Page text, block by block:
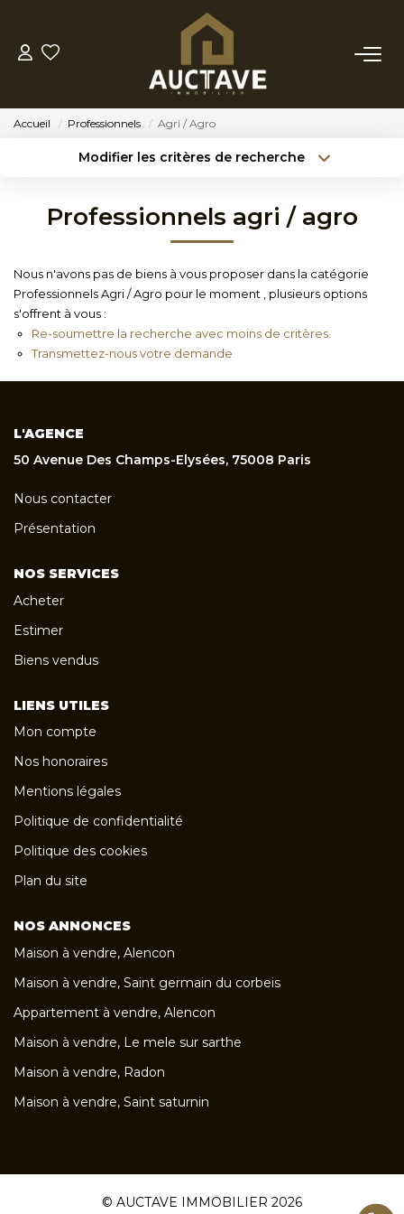
ACHETER
NOTRE PHILOSOPHIE
CONTACT
Accueil Professionnels Agri / Agro
Modifier les critères de recherche
Type de bien
Surface min
Budget max Référence
Plus de critères
Professionnels agri / agro
Nous n'avons pas de biens à vous proposer dans la catégorie
Professionnels Agri / Agro pour le moment , plusieurs options
s'offrent à vous :
Re-soumettre la recherche avec moins de critères.
Transmettez-nous votre demande
L'AGENCE
50 Avenue Des Champs-Elysées, 75008 Paris
Nous contacter
Présentation
NOS SERVICES
Acheter
Estimer
Biens vendus
LIENS UTILES
Mon compte
Nos honoraires
Mentions légales
Politique de confidentialité
Politique des cookies
Plan du site
NOS ANNONCES
Maison à vendre, Alencon
Maison à vendre, Saint germain du corbeis
Appartement à vendre, Alencon
Maison à vendre, Le mele sur sarthe
Maison à vendre, Radon
Maison à vendre, Saint saturnin
© AUCTAVE IMMOBILIER 2026